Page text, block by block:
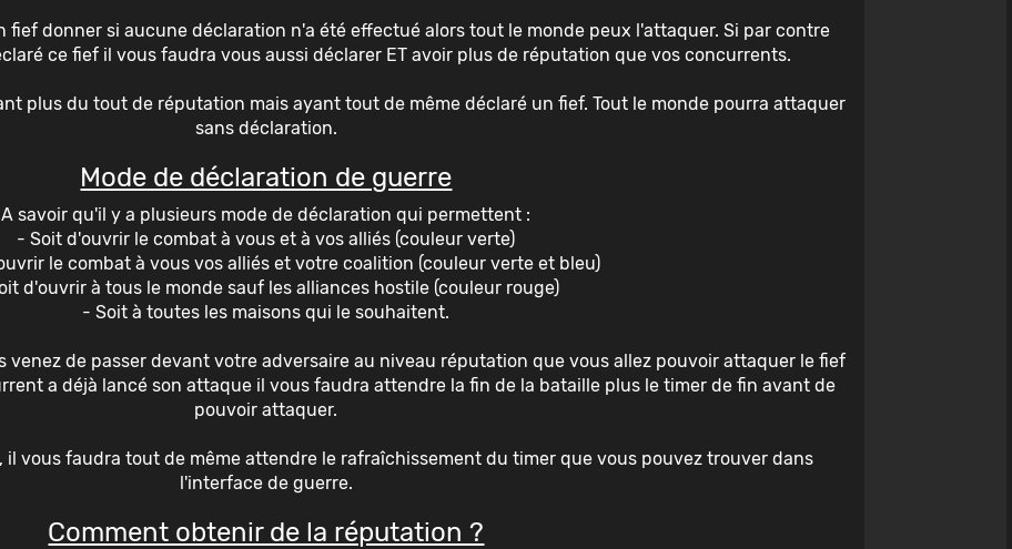
fief donner si aucune déclaration n'a été effectué alors tout le monde peux l'attaquer. Si par contre
ce fief il vous faudra vous aussi déclarer ET avoir plus de réputation que vos concurrents.
plus du tout de réputation mais ayant tout de même déclaré un fief. Tout le monde pourra attaquer
sans déclaration.
Mode de déclaration de guerre
A savoir qu'il y a plusieurs mode de déclaration qui permettent :
- Soit d'ouvrir le combat à vous et à vos alliés (couleur verte)
le combat à vous vos alliés et votre coalition (couleur verte et bleu)
d'ouvrir à tous le monde sauf les alliances hostile (couleur rouge)
- Soit à toutes les maisons qui le souhaitent.
venez de passer devant votre adversaire au niveau réputation que vous allez pouvoir attaquer le fief
a déjà lancé son attaque il vous faudra attendre la fin de la bataille plus le timer de fin avant de
pouvoir attaquer.
il vous faudra tout de même attendre le rafraîchissement du timer que vous pouvez trouver dans
l'interface de guerre.
Comment obtenir de la réputation ?